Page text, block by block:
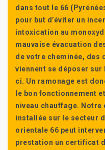
dans tout le 66
pour but d’éviter un
intoxication au
mauvaise évacuation
de votre cheminée, des
viennent se déposer
ci. Un ramonage est
le bon fonctionnement
niveau chauffage.
installée sur le secteur
orientale 66 peut
prestation un certificat